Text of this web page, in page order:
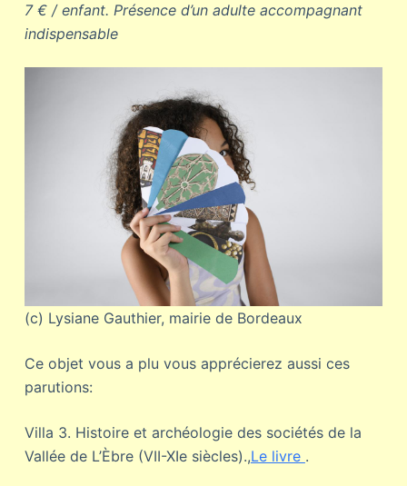
7 € / enfant. Présence d’un adulte accompagnant
indispensable
(c) Lysiane Gauthier, mairie de Bordeaux
Ce objet vous a plu vous apprécierez aussi ces
parutions:
Villa 3. Histoire et archéologie des sociétés de la
Vallée de L’Èbre (VII-XIe siècles).,Le livre .